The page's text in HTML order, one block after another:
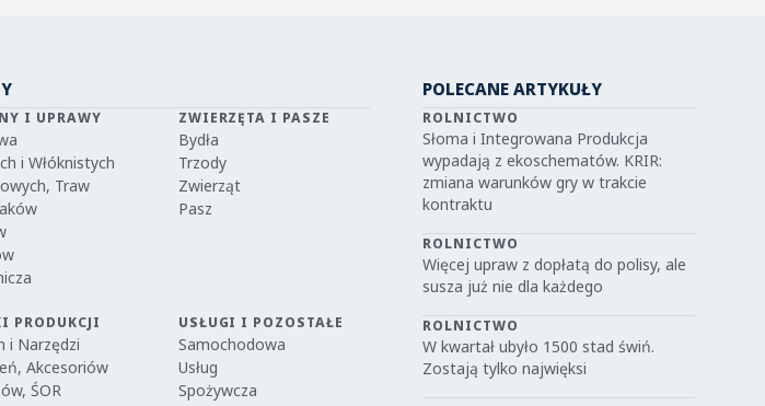
I UPRAWY
i Włóknistych
Traw
ZWIERZĘTA I PASZE
Bydła
Trzody
Zwierząt
Pasz
PRODUKCJI
i Narzędzi
Akcesoriów
ŚOR
USŁUGI I POZOSTAŁE
Samochodowa
Usług
Spożywcza
POLECANE ARTYKUŁY
ROLNICTWO
Słoma i Integrowana Produkcja
wypadają z ekoschematów. KRIR:
zmiana warunków gry w trakcie
kontraktu
ROLNICTWO
Więcej upraw z dopłatą do polisy, ale
susza już nie dla każdego
ROLNICTWO
W kwartał ubyło 1500 stad świń.
Zostają tylko najwięksi